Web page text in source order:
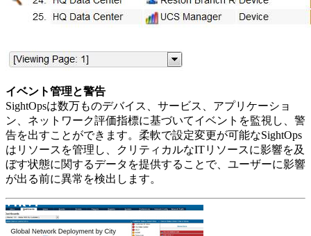
イベント管理と警告
SightOpsは数万ものデバイス、サービス、アプリケーショ
ン、ネットワーク評価指標に基づいてイベントを監視し、警
告を出すことができます。柔軟で設定変更が可能なSightOps
はリソースを管理し、クリティカルなITリソースに影響を及
ぼす状態に関するデータを提供することで、ユーザーに影響
が出る前に異常を検出します。